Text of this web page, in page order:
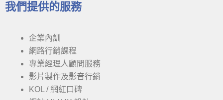
我們提供的服務
企業內訓
網路行銷課程
專業經理人顧問服務
影片製作及影音行銷
KOL / 網紅口碑